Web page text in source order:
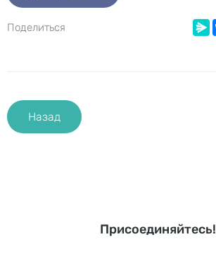
Поделиться
Назад
Присоединяйтесь!